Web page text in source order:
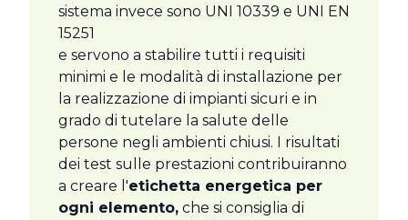
sistema invece sono UNI 10339 e UNI EN
15251
e servono a stabilire tutti i requisiti
minimi e le modalità di installazione per
la realizzazione di impianti sicuri e in
grado di tutelare la salute delle
persone negli ambienti chiusi. I risultati
dei test sulle prestazioni contribuiranno
a creare l'etichetta energetica per
ogni elemento, che si consiglia di